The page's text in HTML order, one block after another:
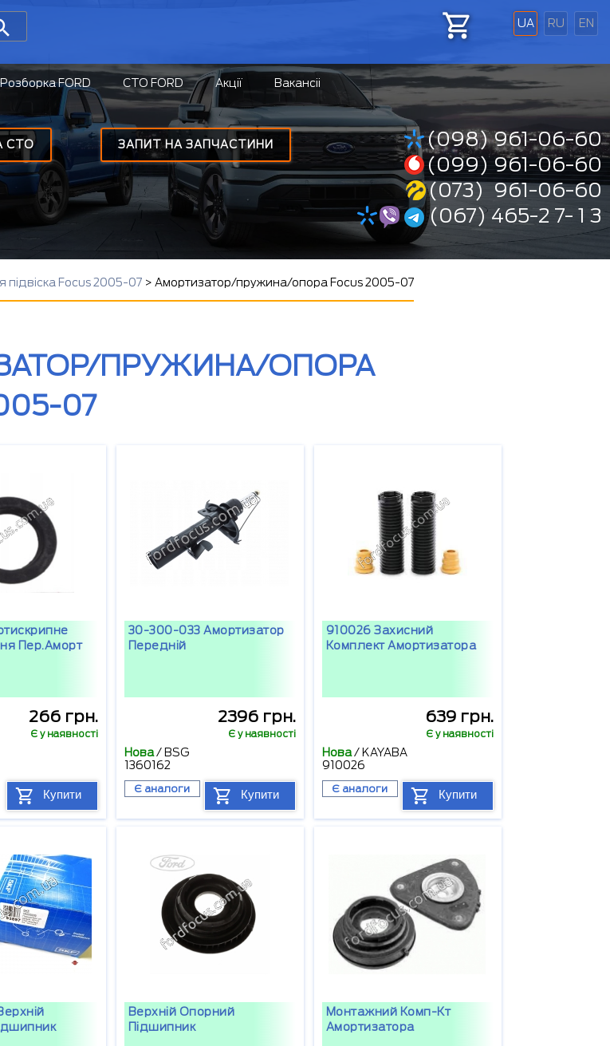
UA RU EN
ЗАПИТ НА ЗАПЧАСТИНИ
СТО
Розборка FORD СТО FORD Акції Вакансіі
(098) 961-06-60
(099) 961-06-60
(073) 961-06-60
(067) 465-2 7- 1 3
підвіска Focus 2005-07 > Амортизатор/пружина/опора Focus 2005-07
ПРУЖИНА/ОПОРА
07
Пер.аморт
266 грн.
Є у наявності
Купити
30-300-033 Амортизатор
Передній
2396 грн.
Є у наявності
Нова/ BSG
1360162
Є аналоги Купити
910026 Захисний
Комплект Амортизатора
639 грн.
Є у наявності
Нова/ KAYABA
910026
Є аналоги Купити
Верхній Опорний
Підшипник
Монтажний Комп-Кт
Амортизатора